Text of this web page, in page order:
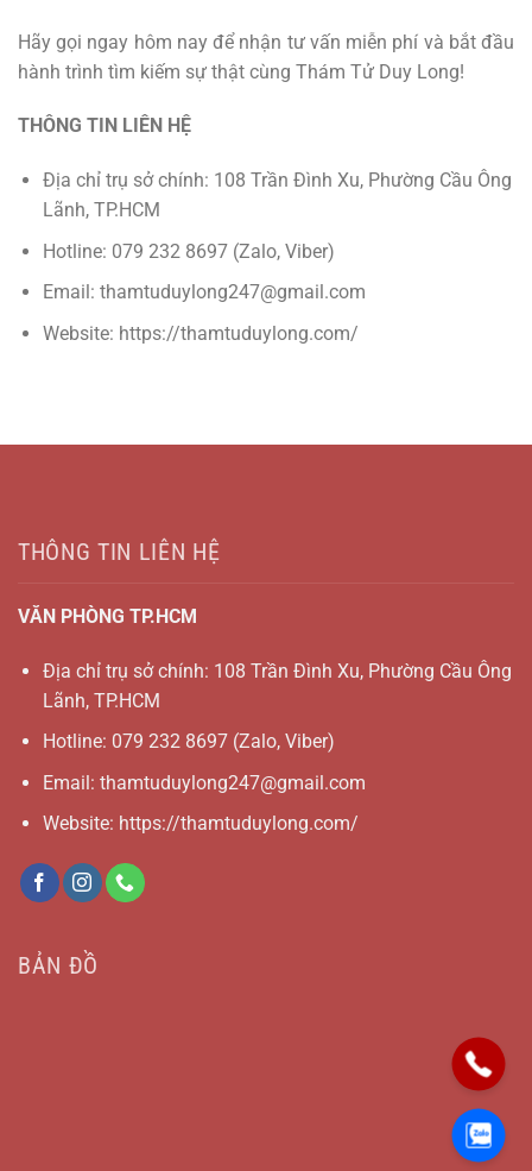
Hãy gọi ngay hôm nay để nhận tư vấn miễn phí và bắt đầu
hành trình tìm kiếm sự thật cùng Thám Tử Duy Long!
THÔNG TIN LIÊN HỆ
Địa chỉ trụ sở chính: 108 Trần Đình Xu, Phường Cầu Ông
Lãnh, TP.HCM
Hotline: 079 232 8697 (Zalo, Viber)
Email: thamtuduylong247@gmail.com
Website: https://thamtuduylong.com/
THÔNG TIN LIÊN HỆ
VĂN PHÒNG TP.HCM
Địa chỉ trụ sở chính: 108 Trần Đình Xu, Phường Cầu Ông
Lãnh, TP.HCM
Hotline: 079 232 8697(Zalo, Viber)
Email: thamtuduylong247@gmail.com
Website: https://thamtuduylong.com/
BẢN ĐỒ